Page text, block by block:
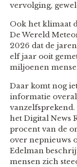
vervolging,
Ook het klimaat
De Wereld
2026 dat de
elf jaar ooit
miljoenen
Daar komt nog
informatie
het Digital News
procent van de
over nepnieuws
Edelman
mensen zich